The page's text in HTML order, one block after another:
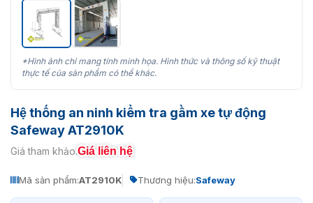
*Hình ảnh chỉ mang tính minh họa. Hình thức và thông số kỹ thuật
thực tế của sản phẩm có thể khác.
Hệ thống an ninh kiểm tra gầm xe tự động
Safeway AT2910K
Giá tham khảo:Giá liên hệ
Mã sản phẩm:AT2910K Thương hiệu:Safeway